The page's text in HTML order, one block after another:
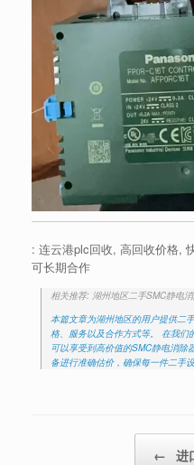
: 连云港plc回收, 高回收价格,
可长期合作
相关推荐: 湖州地区二手SMC静电
本篇文章为湖州地区的用户提供二
格、服务以及合作方式等。 在我们
可以享受到高价值的SMC静电消除
备进行准确估价，确保每一件二手
← 进